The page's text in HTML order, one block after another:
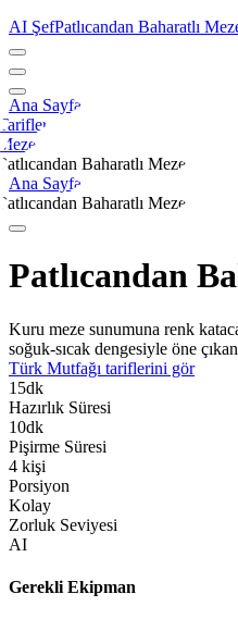
AI ŞefPatlıcandan Baharatlı
Ana Sayfa
Baharatlı Meze
Ana Sayfa
Baharatlı Meze
Patlıcandan
Kuru meze sunumuna renk
soğuk-sıcak dengesiyle öne
Türk Mutfağı tariflerini gör
15dk
Hazırlık Süresi
10dk
Pişirme Süresi
4 kişi
Porsiyon
Kolay
Zorluk Seviyesi
AI
Gerekli Ekipman